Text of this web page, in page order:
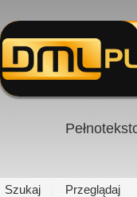
Szukaj Przeglądaj